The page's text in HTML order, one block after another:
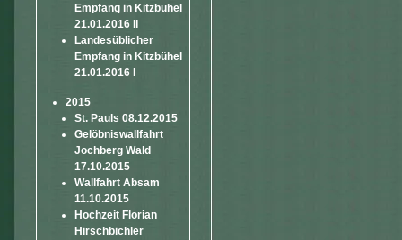
Empfang in Kitzbühel
21.01.2016 II
Landesüblicher
Empfang in Kitzbühel
21.01.2016 I
2015
St. Pauls 08.12.2015
Gelöbniswallfahrt
Jochberg Wald
17.10.2015
Wallfahrt Absam
11.10.2015
Hochzeit Florian
Hirschbichler